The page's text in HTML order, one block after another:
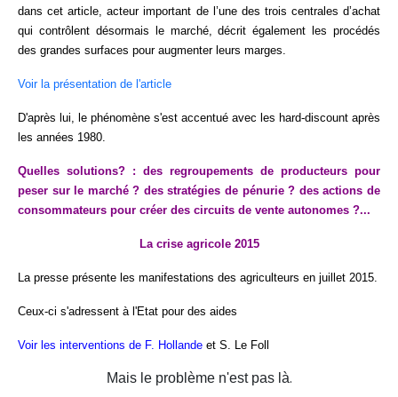
dans cet article, acteur important de l’une des trois centrales d’achat
qui contrôlent désormais le marché, décrit également les procédés
des grandes surfaces pour augmenter leurs marges.
Voir la présentation de l'article
D'après lui, le phénomène s'est accentué avec les hard-discount après
les années 1980.
Quelles solutions? : des regroupements de producteurs pour
peser sur le marché ? des stratégies de pénurie ? des actions de
consommateurs pour créer des circuits de vente autonomes ?...
La crise agricole 2015
La presse présente les manifestations des agriculteurs en juillet 2015.
Ceux-ci s'adressent à l'Etat pour des aides
Voir les interventions de F. Hollande et S. Le Foll
Mais le problème n'est pas là.